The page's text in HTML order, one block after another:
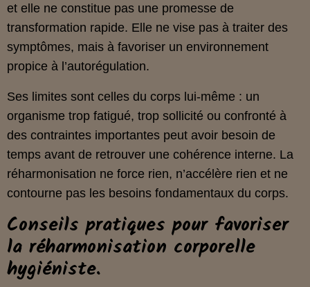
et elle ne constitue pas une promesse de
transformation rapide. Elle ne vise pas à traiter des
symptômes, mais à favoriser un environnement
propice à l’autorégulation.
Ses limites sont celles du corps lui‑même : un
organisme trop fatigué, trop sollicité ou confronté à
des contraintes importantes peut avoir besoin de
temps avant de retrouver une cohérence interne. La
réharmonisation ne force rien, n’accélère rien et ne
contourne pas les besoins fondamentaux du corps.
Conseils pratiques pour favoriser
la réharmonisation corporelle
hygiéniste.